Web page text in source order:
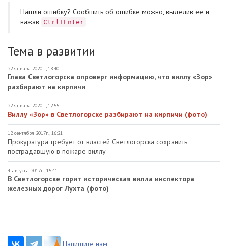
Нашли ошибку? Cообщить об ошибке можно, выделив ее и
нажав
Ctrl+Enter
Тема в развитии
22 января 2020г., 18:40
Глава Светлогорска опроверг информацию, что виллу «Зор»
разбирают на кирпичи
22 января 2020г., 12:55
Виллу «Зор» в Светлогорске разбирают на кирпичи (фото)
12 сентября 2017г., 16:21
Прокуратура требует от властей Светлогорска сохранить
пострадавшую в пожаре виллу
4 августа 2017г., 15:41
В Светлогорске горит историческая вилла инспектора
железных дорог Лухта (фото)
Напишите нам